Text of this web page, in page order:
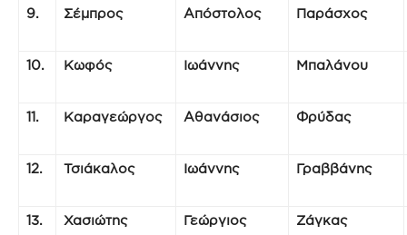
9. Σέμπρος Απόστολος Παράσχος
10. Κωφός Ιωάννης Μπαλάνου
11. Καραγεώργος Αθανάσιος Φρύδας
12. Τσιάκαλος Ιωάννης Γραββάνης
13. Χασιώτης Γεώργιος Ζάγκας